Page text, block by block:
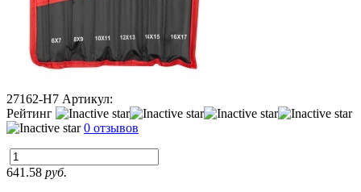
27162-H7 Артикул:
Рейтинг
0 отзывов
641.58 руб.